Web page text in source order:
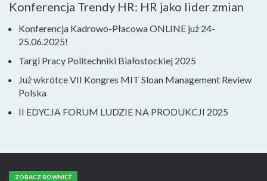
Konferencja Trendy HR: HR jako lider zmian
Konferencja Kadrowo-Płacowa ONLINE już 24-
25.06.2025!
Targi Pracy Politechniki Białostockiej 2025
Już wkrótce VII Kongres MIT Sloan Management Review
Polska
II EDYCJA FORUM LUDZIE NA PRODUKCJI 2025
ZOBACZ RÓWNIEŻ